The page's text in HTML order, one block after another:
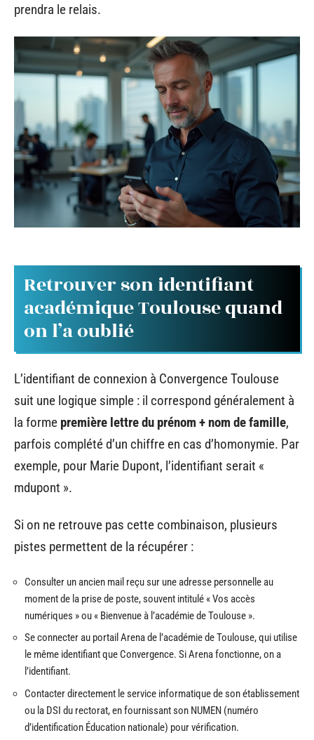
prendra le relais.
Retrouver son identifiant
académique Toulouse quand
on l’a oublié
L’identifiant de connexion à Convergence Toulouse
suit une logique simple : il correspond généralement à
la forme première lettre du prénom + nom de famille,
parfois complété d’un chiffre en cas d’homonymie. Par
exemple, pour Marie Dupont, l’identifiant serait «
mdupont ».
Si on ne retrouve pas cette combinaison, plusieurs
pistes permettent de la récupérer :
Consulter un ancien mail reçu sur une adresse personnelle au
moment de la prise de poste, souvent intitulé « Vos accès
numériques » ou « Bienvenue à l’académie de Toulouse ».
Se connecter au portail Arena de l’académie de Toulouse, qui utilise
le même identifiant que Convergence. Si Arena fonctionne, on a
l’identifiant.
Contacter directement le service informatique de son établissement
ou la DSI du rectorat, en fournissant son NUMEN (numéro
d’identification Éducation nationale) pour vérification.